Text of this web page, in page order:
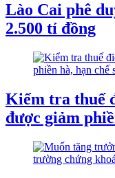
Lào Cai phê
2.500 tỉ đồng
Kiểm tra thuế
được giảm